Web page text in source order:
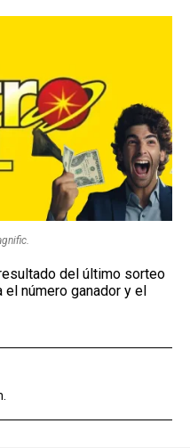
del último sorteo
número ganador y el